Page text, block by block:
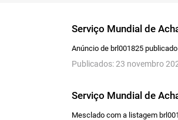
Serviço Mundial de
Anúncio de brl001825
Publicados: 23 novembro
Serviço Mundial de
Mesclado com a listagem